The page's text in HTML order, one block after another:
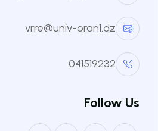
vrre@univ-oran1.dz
041519232
Follow Us